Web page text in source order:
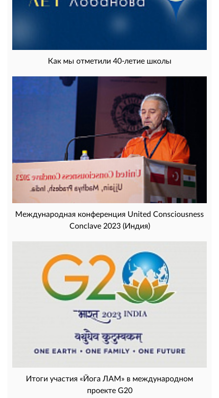
Как мы отметили 40-летие школы
Международная конференция United Consciousness
Conclave 2023 (Индия)
Итоги участия «Йога ЛАМ» в международном
проекте G20